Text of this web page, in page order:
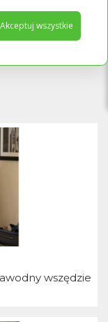
sklepie
.
wszędzie
Akceptuj wszystkie